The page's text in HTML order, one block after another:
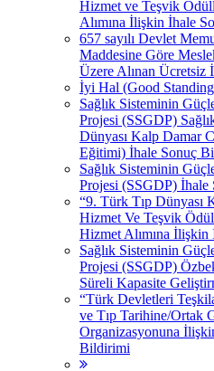
Hizmet ve Teşvik
Alımına İlişkin İhale
657 sayılı Devlet
Maddesine Göre
Üzere Alınan Ücretsiz
İyi Hal (Good
Sağlık Sisteminin
Projesi (SSGDP)
Dünyası Kalp Damar
Eğitimi) İhale Sonuç
Sağlık Sisteminin
Projesi (SSGDP) İhale
“9. Türk Tıp Dünyası
Hizmet Ve Teşvik
Hizmet Alımına
Sağlık Sisteminin
Projesi (SSGDP)
Süreli Kapasite
“Türk Devletleri
ve Tıp Tarihine/Ortak
Organizasyonuna
Bildirimi